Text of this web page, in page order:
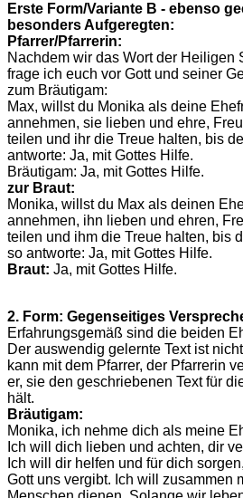
Erste Form/Variante B - ebenso
besonders Aufgeregten:
Pfarrer/Pfarrerin:
Nachdem wir das Wort der Heiligen
frage ich euch vor Gott und seiner
zum Bräutigam:
Max, willst du Monika als deine
annehmen, sie lieben und ehre,
teilen und ihr die Treue halten, bis
antworte: Ja, mit Gottes Hilfe.
Bräutigam: Ja, mit Gottes Hilfe.
zur Braut:
Monika, willst du Max als deinen
annehmen, ihn lieben und ehren,
teilen und ihm die Treue halten, bis
so antworte: Ja, mit Gottes Hilfe.
Braut: Ja, mit Gottes Hilfe.
2. Form: Gegenseitiges
Erfahrungsgemäß sind die beiden
Der auswendig gelernte Text ist
kann mit dem Pfarrer, der Pfarrerin
er, sie den geschriebenen Text für
hält.
Bräutigam:
Monika, ich nehme dich als meine
Ich will dich lieben und achten, dir
Ich will dir helfen und für dich
Gott uns vergibt. Ich will zusammen